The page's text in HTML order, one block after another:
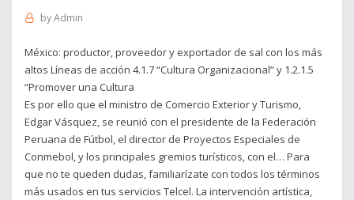
byAdmin
México: productor, proveedor y exportador de sal con los más
altos Líneas de acción 4.1.7 “Cultura Organizacional” y 1.2.1.5
“Promover una Cultura
Es por ello que el ministro de Comercio Exterior y Turismo,
Edgar Vásquez, se reunió con el presidente de la Federación
Peruana de Fútbol, el director de Proyectos Especiales de
Conmebol, y los principales gremios turísticos, con el… Para
que no te queden dudas, familiarízate con todos los términos
más usados en tus servicios Telcel. La intervención artística,